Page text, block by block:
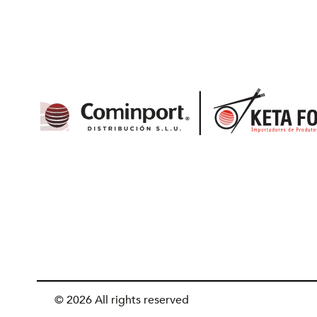
© 2026 All rights reserved